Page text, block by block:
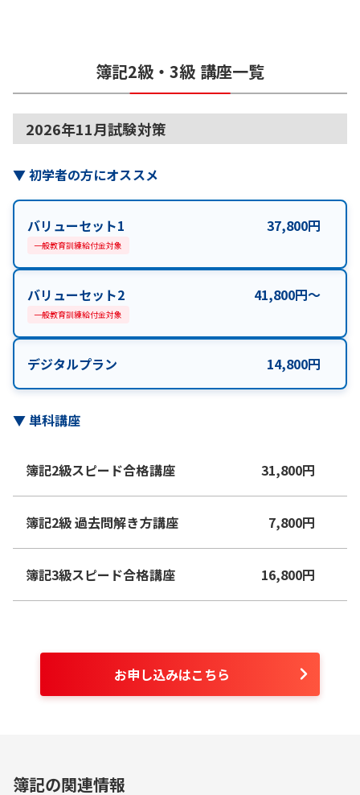
簿記2級・3級 講座一覧
2026年11月試験対策
▼初学者の方にオススメ
バリューセット1 37,800円
一般教育訓練給付金対象
バリューセット2 41,800円〜
一般教育訓練給付金対象
デジタルプラン 14,800円
▼単科講座
簿記2級スピード合格講座 31,800円
簿記2級 過去問解き方講座 7,800円
簿記3級スピード合格講座 16,800円
お申し込みはこちら
簿記の関連情報